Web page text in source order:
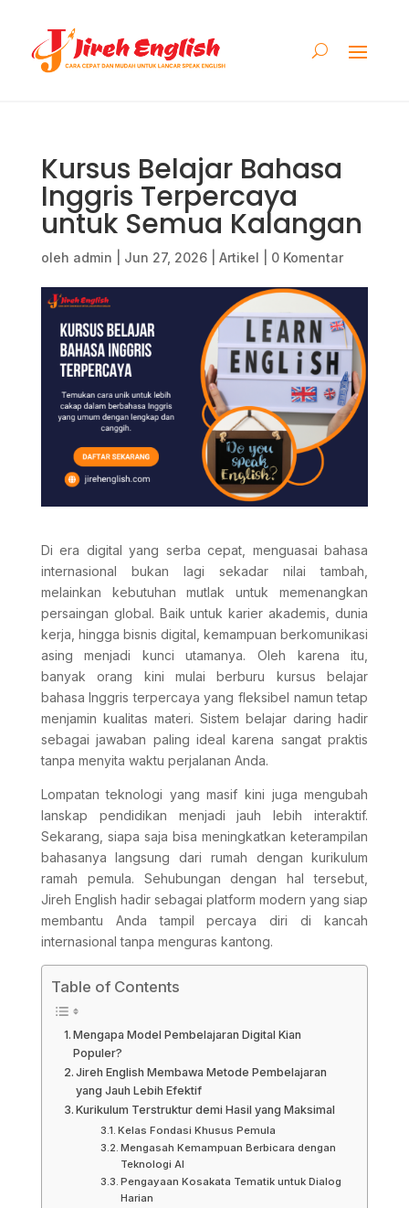
Kursus Belajar Bahasa
Inggris Terpercaya
untuk Semua Kalangan
oleh admin Jun 27, 2026| Artikel 0 Komentar
Di era digital yang serba cepat, menguasai bahasa
internasional bukan lagi sekadar nilai tambah,
melainkan kebutuhan mutlak untuk memenangkan
persaingan global. Baik untuk karier akademis, dunia
kerja, hingga bisnis digital, kemampuan berkomunikasi
asing menjadi kunci utamanya. Oleh karena itu,
banyak orang kini mulai berburu kursus belajar
bahasa Inggris terpercaya yang fleksibel namun tetap
menjamin kualitas materi. Sistem belajar daring hadir
sebagai jawaban paling ideal karena sangat praktis
tanpa menyita waktu perjalanan Anda.
Lompatan teknologi yang masif kini juga mengubah
lanskap pendidikan menjadi jauh lebih interaktif.
Sekarang, siapa saja bisa meningkatkan keterampilan
bahasanya langsung dari rumah dengan kurikulum
ramah pemula. Sehubungan dengan hal tersebut,
Jireh English hadir sebagai platform modern yang siap
membantu Anda tampil percaya diri di kancah
internasional tanpa menguras kantong.
Table of Contents
Mengapa Model Pembelajaran Digital Kian
Populer?
Jireh English Membawa Metode Pembelajaran
yang Jauh Lebih Efektif
Kurikulum Terstruktur demi Hasil yang Maksimal
Kelas Fondasi Khusus Pemula
Mengasah Kemampuan Berbicara dengan
Teknologi AI
Pengayaan Kosakata Tematik untuk Dialog
Harian